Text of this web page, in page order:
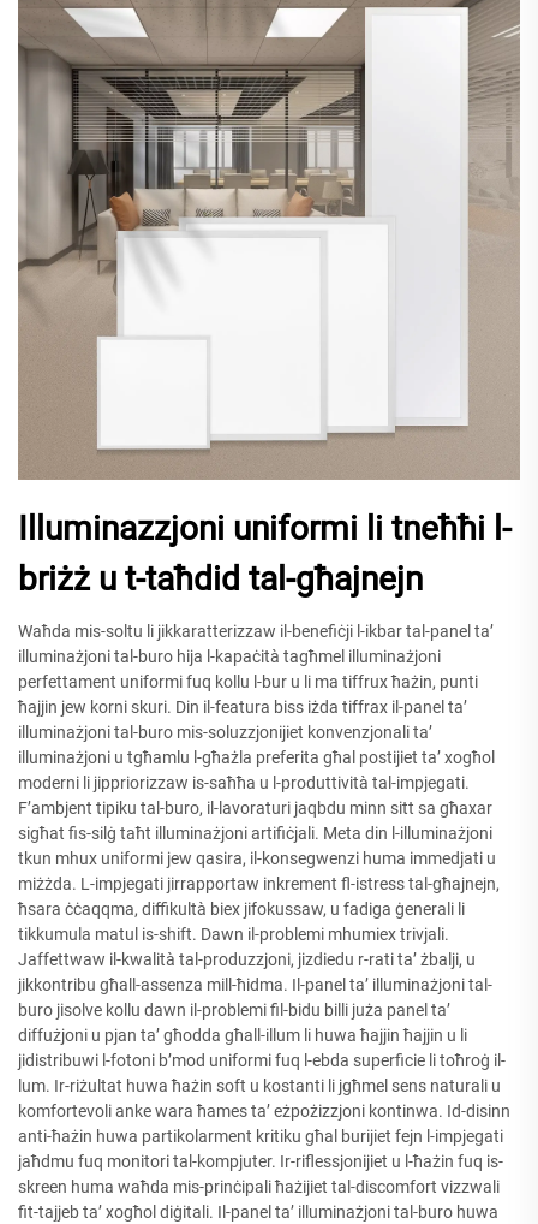
Illuminazzjoni uniformi li tneħħi l-
briżż u t-taħdid tal-għajnejn
Waħda mis-soltu li jikkaratterizzaw il-benefiċji l-ikbar tal-panel ta’
illuminażjoni tal-buro hija l-kapaċità tagħmel illuminażjoni
perfettament uniformi fuq kollu l-bur u li ma tiffrux ħażin, punti
ħajjin jew korni skuri. Din il-featura biss iżda tiffrax il-panel ta’
illuminażjoni tal-buro mis-soluzzjonijiet konvenzjonali ta’
illuminażjoni u tgħamlu l-għażla preferita għal postijiet ta’ xogħol
moderni li jippriorizzaw is-saħħa u l-produttività tal-impjegati.
F’ambjent tipiku tal-buro, il-lavoraturi jaqbdu minn sitt sa għaxar
sigħat fis-silġ taħt illuminażjoni artifiċjali. Meta din l-illuminażjoni
tkun mhux uniformi jew qasira, il-konsegwenzi huma immedjati u
miżżda. L-impjegati jirrapportaw inkrement fl-istress tal-għajnejn,
ħsara ċċaqqma, diffikultà biex jifokussaw, u fadiga ġenerali li
tikkumula matul is-shift. Dawn il-problemi mhumiex trivjali.
Jaffettwaw il-kwalità tal-produzzjoni, jizdiedu r-rati ta’ żbalji, u
jikkontribu għall-assenza mill-ħidma. Il-panel ta’ illuminażjoni tal-
buro jisolve kollu dawn il-problemi fil-bidu billi juża panel ta’
diffużjoni u pjan ta’ għodda għall-illum li huwa ħajjin ħajjin u li
jidistribuwi l-fotoni b’mod uniformi fuq l-ebda superficie li toħroġ il-
lum. Ir-riżultat huwa ħażin soft u kostanti li jgħmel sens naturali u
komfortevoli anke wara ħames ta’ eżpożizzjoni kontinwa. Id-disinn
anti-ħażin huwa partikolarment kritiku għal burijiet fejn l-impjegati
jaħdmu fuq monitori tal-kompjuter. Ir-riflessjonijiet u l-ħażin fuq is-
skreen huma waħda mis-prinċipali ħażijiet tal-discomfort vizzwali
fit-tajjeb ta’ xogħol diġitali. Il-panel ta’ illuminażjoni tal-buro huwa